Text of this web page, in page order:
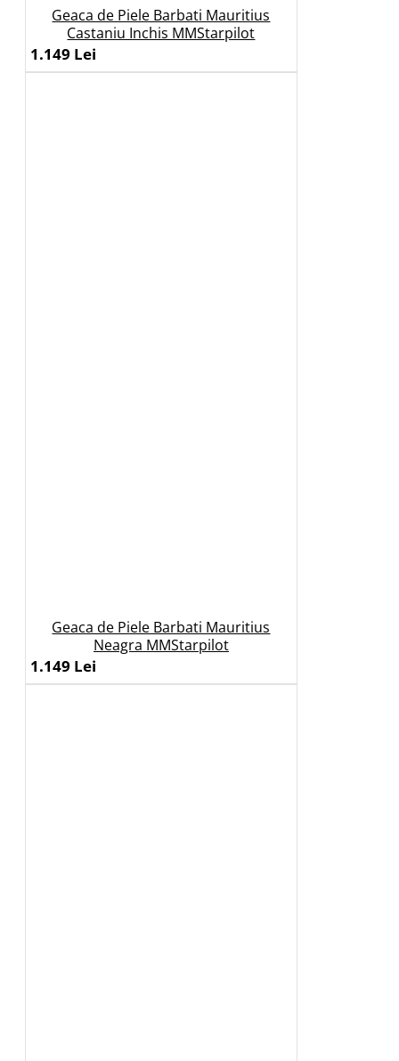
Geaca de Piele Barbati Mauritius
Castaniu Inchis MMStarpilot
1.149 Lei
Geaca de Piele Barbati Mauritius
Neagra MMStarpilot
1.149 Lei